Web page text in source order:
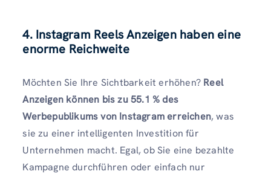
4. Instagram Reels Anzeigen haben eine
enorme Reichweite
Möchten Sie Ihre Sichtbarkeit erhöhen? Reel
Anzeigen können bis zu 55.1 % des
Werbepublikums von Instagram erreichen, was
sie zu einer intelligenten Investition für
Unternehmen macht. Egal, ob Sie eine bezahlte
Kampagne durchführen oder einfach nur